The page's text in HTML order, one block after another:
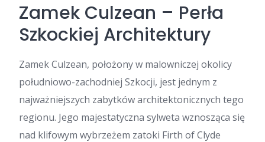
Zamek Culzean – Perła
Szkockiej Architektury
Zamek Culzean, położony w malowniczej okolicy
południowo-zachodniej Szkocji, jest jednym z
najważniejszych zabytków architektonicznych tego
regionu. Jego majestatyczna sylweta wznosząca się
nad klifowym wybrzeżem zatoki Firth of Clyde